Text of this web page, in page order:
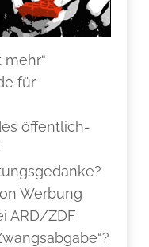
mehr“
für
öffentlich-
Werbung
ARD/ZDF